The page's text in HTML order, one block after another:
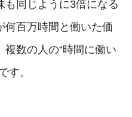
も同じように3倍になる
何百万時間と働いた価
数の人の“時間に働い
す。